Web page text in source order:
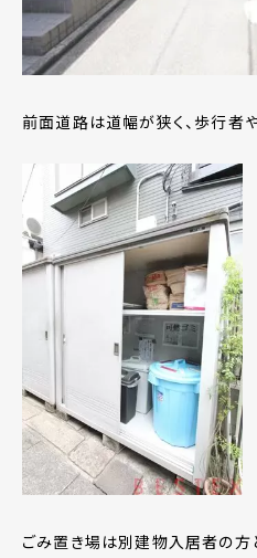
前面道路は道幅が狭く、歩行者
ごみ置き場は別建物入居者の方